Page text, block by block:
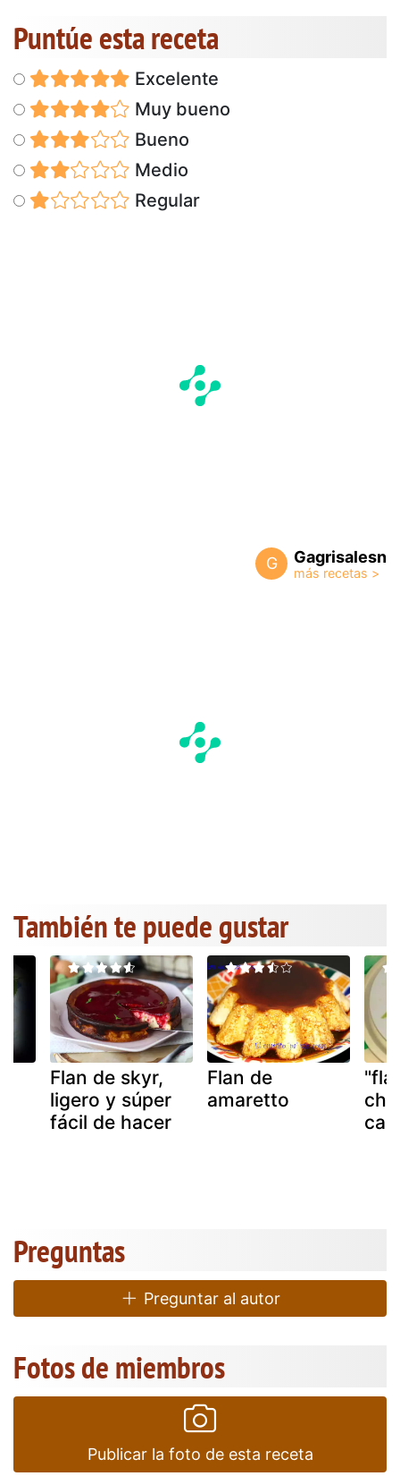
Puntúe esta receta
Excelente
Muy bueno
Bueno
Medio
Regular
G Gagrisalesn
También te puede gustar
Flan de skyr,
ligero y súper
fácil de hacer
Flan de
amaretto
Preguntas
Preguntar al autor
Fotos de miembros
Publicar la foto de esta receta